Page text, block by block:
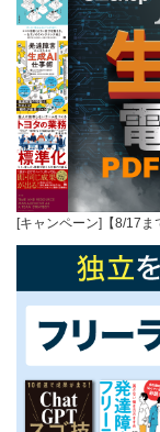
[キャンペーン]【8/17